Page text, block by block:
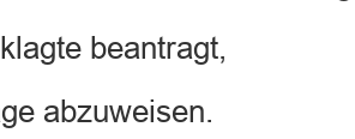
beantragt,
abzuweisen.